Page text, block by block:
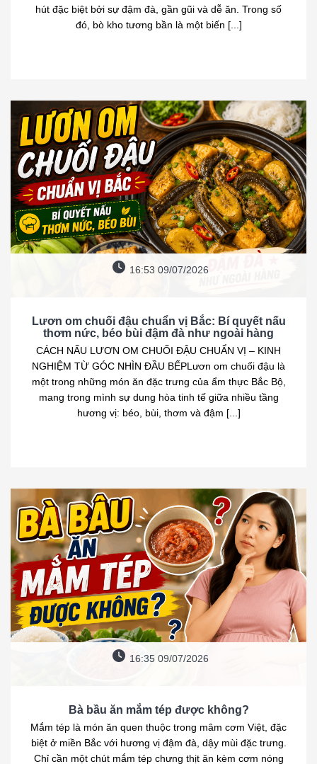
hút đặc biệt bởi sự đậm đà, gần gũi và dễ ăn. Trong số
đó, bò kho tương bần là một biến [...]
16:53 09/07/2026
Lươn om chuối đậu chuẩn vị Bắc: Bí quyết nấu
thơm nức, béo bùi đậm đà như ngoài hàng
CÁCH NẤU LƯƠN OM CHUỐI ĐẬU CHUẨN VỊ – KINH
NGHIỆM TỪ GÓC NHÌN ĐẦU BẾPLươn om chuối đậu là
một trong những món ăn đặc trưng của ẩm thực Bắc Bộ,
mang trong mình sự dung hòa tinh tế giữa nhiều tầng
hương vị: béo, bùi, thơm và đậm [...]
16:35 09/07/2026
Bà bầu ăn mắm tép được không?
Mắm tép là món ăn quen thuộc trong mâm cơm Việt, đặc
biệt ở miền Bắc với hương vị đậm đà, dậy mùi đặc trưng.
Chỉ cần một chút mắm tép chưng thịt ăn kèm cơm nóng